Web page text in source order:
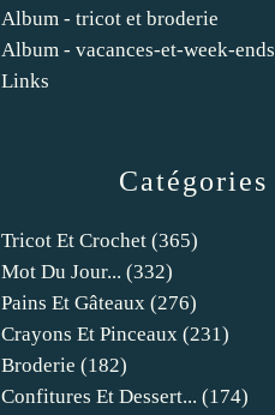
Catégories
Tricot Et Crochet (365)
Mot Du Jour... (332)
Pains Et Gâteaux (276)
Crayons Et Pinceaux (231)
Broderie (182)
Confitures Et Dessert... (174)
Album - tricot et broderie
Album - vacances-et-week-ends
Links